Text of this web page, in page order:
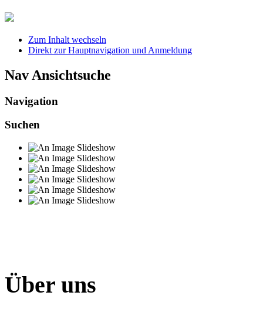
Zum Inhalt wechseln
Direkt zur Hauptnavigation und Anmeldung
Nav Ansichtsuche
Navigation
Suchen
Über uns